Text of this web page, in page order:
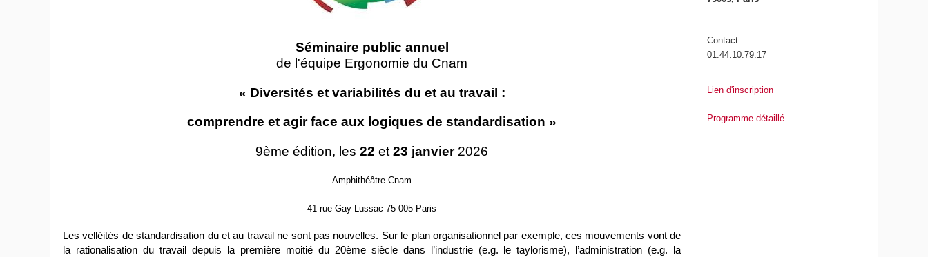
Séminaire public annuel
de l'équipe Ergonomie du Cnam
« Diversités et variabilités du et au travail :
comprendre et agir face aux logiques de standardisation »
9ème édition, les22 et23 janvier2026
Amphithéâtre Cnam
41 rue Gay Lussac 75 005 Paris
Les velléités de standardisation du et au travail ne sont pas nouvelles. Sur le plan organisationnel par exemple, ces mouvements vont de
la rationalisation du travail depuis la première moitié du 20èmesiècle dans l’industrie (e.g. le taylorisme), l’administration (e.g. la
Contact
01.44.10.79.17
Lien d'inscription
Programme détaillé